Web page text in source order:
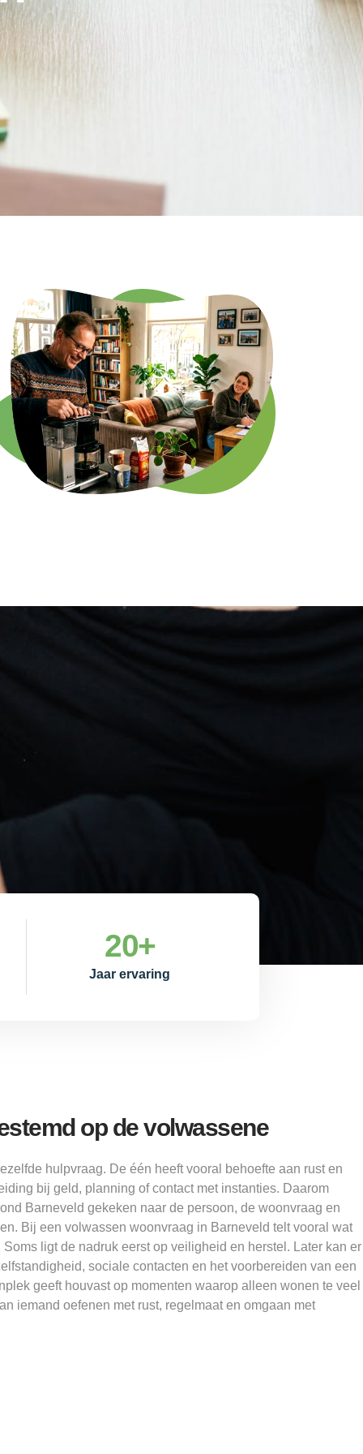
Jaar ervaring
20+
op de volwassene
hulpvraag. De één heeft vooral behoefte aan rust en
bij geld, planning of contact met instanties. Daarom
Barneveld gekeken naar de persoon, de woonvraag en
Bij een volwassen woonvraag in Barneveld telt vooral wat
ligt de nadruk eerst op veiligheid en herstel. Later kan er
sociale contacten en het voorbereiden van een
geeft houvast op momenten waarop alleen wonen te veel
iemand oefenen met rust, regelmaat en omgaan met